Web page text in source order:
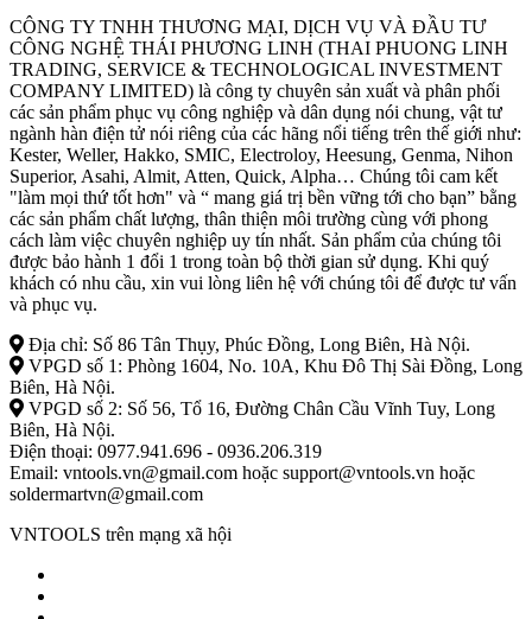
CÔNG TY TNHH THƯƠNG MẠI, DỊCH VỤ VÀ ĐẦU TƯ
CÔNG NGHỆ THÁI PHƯƠNG LINH (THAI PHUONG LINH
TRADING, SERVICE & TECHNOLOGICAL INVESTMENT
COMPANY LIMITED) là công ty chuyên sản xuất và phân phối
các sản phẩm phục vụ công nghiệp và dân dụng nói chung, vật tư
ngành hàn điện tử nói riêng của các hãng nổi tiếng trên thế giới như:
Kester, Weller, Hakko, SMIC, Electroloy, Heesung, Genma, Nihon
Superior, Asahi, Almit, Atten, Quick, Alpha… Chúng tôi cam kết
"làm mọi thứ tốt hơn" và “ mang giá trị bền vững tới cho bạn” bằng
các sản phẩm chất lượng, thân thiện môi trường cùng với phong
cách làm việc chuyên nghiệp uy tín nhất. Sản phẩm của chúng tôi
được bảo hành 1 đổi 1 trong toàn bộ thời gian sử dụng. Khi quý
khách có nhu cầu, xin vui lòng liên hệ với chúng tôi để được tư vấn
và phục vụ.
Địa chỉ: Số 86 Tân Thụy, Phúc Đồng, Long Biên, Hà Nội.
VPGD số 1: Phòng 1604, No. 10A, Khu Đô Thị Sài Đồng, Long
Biên, Hà Nội.
VPGD số 2: Số 56, Tổ 16, Đường Chân Cầu Vĩnh Tuy, Long
Biên, Hà Nội.
Điện thoại: 0977.941.696 - 0936.206.319
Email: vntools.vn@gmail.com hoặc support@vntools.vn hoặc
soldermartvn@gmail.com
VNTOOLS trên mạng xã hội